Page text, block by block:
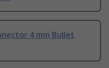
4 mm Bullet